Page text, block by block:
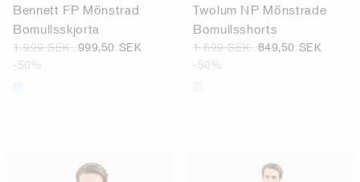
Bennett FP Mönstrad
Bomullsskjorta
1 999 SEK 999,50 SEK
-50%
Twolum NP Mönstrade
Bomullsshorts
1 699 SEK 849,50 SEK
-50%